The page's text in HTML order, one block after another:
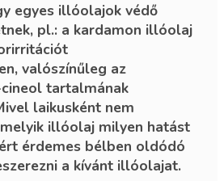
egyes illóolajok védő
pl.: a kardamon illóolaj
valószínűleg az
tartalmának
laikusként nem
illóolaj milyen hatást
érdemes bélben oldódó
a kívánt illóolajat.